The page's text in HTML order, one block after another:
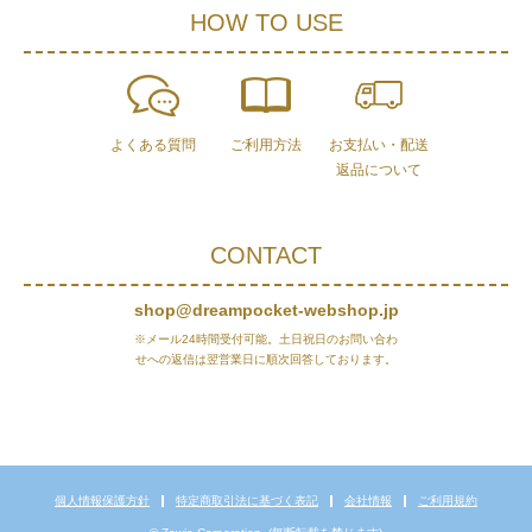
CONTACT
shop@dreampocket-webshop.jp
※メール24時間受付可能。土日祝日のお問い合わ
せへの返信は翌営業日に順次回答しております。
HOW TO USE
よくある質問 ご利用方法
お支払い・配送
返品について
個人情報保護方針 特定商取引法に基づく表記 会社情報 ご利用規約